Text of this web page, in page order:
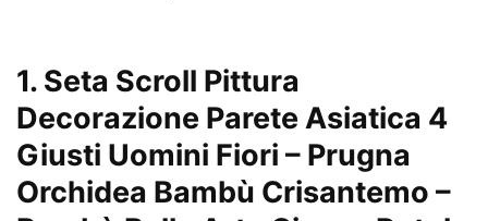
1. Seta Scroll Pittura
Decorazione Parete Asiatica 4
Giusti Uomini Fiori – Prugna
Orchidea Bambù Crisantemo –